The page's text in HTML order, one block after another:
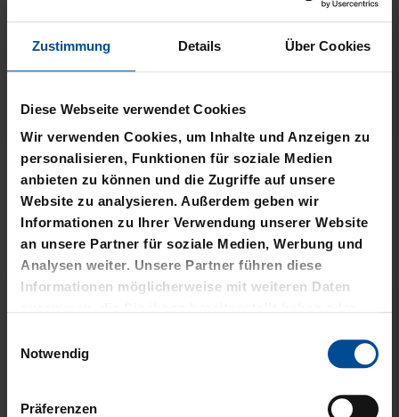
Zustimmung Details Über Cookies
Diese Webseite verwendet Cookies
Wir verwenden Cookies, um Inhalte und Anzeigen zu
personalisieren, Funktionen für soziale Medien
anbieten zu können und die Zugriffe auf unsere
Website zu analysieren. Außerdem geben wir
Informationen zu Ihrer Verwendung unserer Website
an unsere Partner für soziale Medien, Werbung und
Analysen weiter. Unsere Partner führen diese
Informationen möglicherweise mit weiteren Daten
gesammelt haben.
Notwendig
Präferenzen
WÄRMEFLASCHE LOGO
SCHWARZ
17,95 €
T-SHIRT
SCHREIBSCHRIFT LOGOS
LADIES
15,00 € 29,95 €
30 Tage Bestpreis: 15,00 €